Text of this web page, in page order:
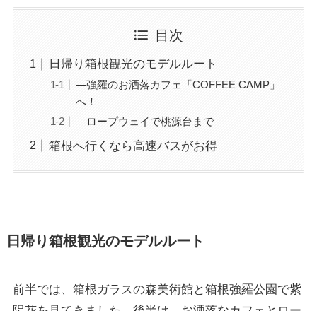
目次
日帰り箱根観光のモデルルート
―強羅のお洒落カフェ「COFFEE CAMP」
へ！
―ロープウェイで桃源台まで
箱根へ行くなら高速バスがお得
日帰り箱根観光のモデルルート
前半では、箱根ガラスの森美術館と箱根強羅公園で紫